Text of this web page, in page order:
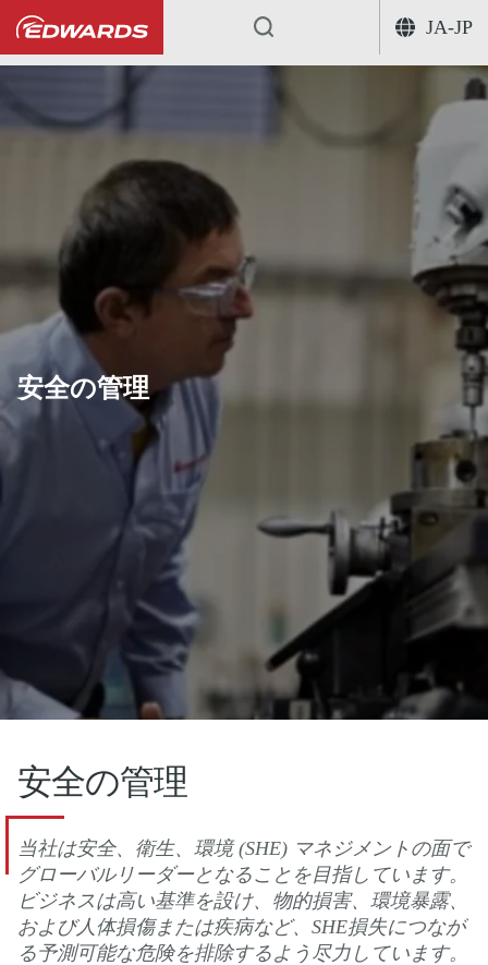
JA-JP
...
安全の管理
安全の管理
当社は安全、衛生、環境 (SHE) マネジメントの面で
グローバルリーダーとなることを目指しています。
ビジネスは高い基準を設け、物的損害、環境暴露、
および人体損傷または疾病など、SHE損失につなが
る予測可能な危険を排除するよう尽力しています。